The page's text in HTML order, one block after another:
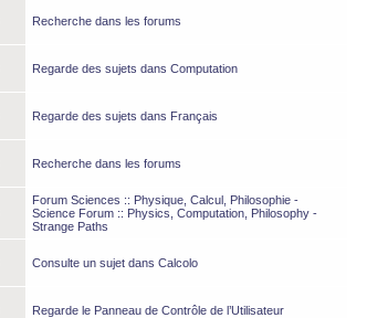
Recherche dans les forums
Regarde des sujets dans Computation
Regarde des sujets dans Français
Recherche dans les forums
Forum Sciences :: Physique, Calcul, Philosophie -
Science Forum :: Physics, Computation, Philosophy -
Strange Paths
Consulte un sujet dans Calcolo
Regarde le Panneau de Contrôle de l’Utilisateur